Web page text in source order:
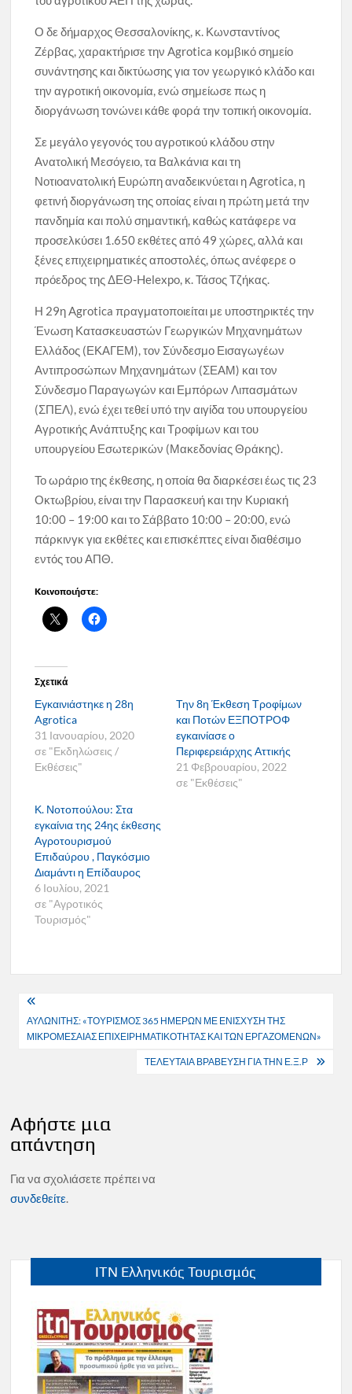
Ο δε δήμαρχος Θεσσαλονίκης, κ. Κωνσταντίνος
Ζέρβας, χαρακτήρισε την Agrotica κομβικό σημείο
συνάντησης και δικτύωσης για τον γεωργικό κλάδο και
την αγροτική οικονομία, ενώ σημείωσε πως η
διοργάνωση τονώνει κάθε φορά την τοπική οικονομία.
Σε μεγάλο γεγονός του αγροτικού κλάδου στην
Ανατολική Μεσόγειο, τα Βαλκάνια και τη
Νοτιοανατολική Ευρώπη αναδεικνύεται η Agrotica, η
φετινή διοργάνωση της οποίας είναι η πρώτη μετά την
πανδημία και πολύ σημαντική, καθώς κατάφερε να
προσελκύσει 1.650 εκθέτες από 49 χώρες, αλλά και
ξένες επιχειρηματικές αποστολές, όπως ανέφερε ο
πρόεδρος της ΔΕΘ-Helexpo, κ. Τάσος Τζήκας.
Η 29η Agrotica πραγματοποιείται με υποστηρικτές την
Ένωση Κατασκευαστών Γεωργικών Μηχανημάτων
Ελλάδος (ΕΚΑΓΕΜ), τον Σύνδεσμο Εισαγωγέων
Αντιπροσώπων Μηχανημάτων (ΣΕΑΜ) και τον
Σύνδεσμο Παραγωγών και Εμπόρων Λιπασμάτων
(ΣΠΕΛ), ενώ έχει τεθεί υπό την αιγίδα του υπουργείου
Αγροτικής Ανάπτυξης και Τροφίμων και του
υπουργείου Εσωτερικών (Μακεδονίας Θράκης).
Το ωράριο της έκθεσης, η οποία θα διαρκέσει έως τις 23
Οκτωβρίου, είναι την Παρασκευή και την Κυριακή
10:00 – 19:00 και το Σάββατο 10:00 – 20:00, ενώ
πάρκινγκ για εκθέτες και επισκέπτες είναι διαθέσιμο
εντός του ΑΠΘ.
Κοινοποιήστε:
Σχετικά
Εγκαινιάστηκε η 28η
Agrotica
31 Ιανουαρίου, 2020
σε "Εκδηλώσεις /
Εκθέσεις"
Την 8η Έκθεση Τροφίμων
και Ποτών ΕΞΠΟΤΡΟΦ
εγκαινίασε ο
Περιφερειάρχης Αττικής
21 Φεβρουαρίου, 2022
σε "Εκθέσεις"
Κ. Νοτοπούλου: Στα
εγκαίνια της 24ης έκθεσης
Αγροτουρισμού
Επιδαύρου , Παγκόσμιο
Διαμάντι η Επίδαυρος
6 Ιουλίου, 2021
σε "Αγροτικός
Τουρισμός"
Πλοήγηση
άρθρων
ΑΥΛΩΝΙΤΗΣ: «ΤΟΥΡΙΣΜΟΣ 365 ΗΜΕΡΩΝ ΜΕ ΕΝΙΣΧΥΣΗ ΤΗΣ
ΜΙΚΡΟΜΕΣΑΙΑΣ ΕΠΙΧΕΙΡΗΜΑΤΙΚΟΤΗΤΑΣ ΚΑΙ ΤΩΝ ΕΡΓΑΖΟΜΕΝΩΝ»
ΤΕΛΕΥΤΑΙΑ ΒΡΑΒΕΥΣΗ ΓΙΑ ΤΗΝ Ε.Ξ.Ρ
Αφήστε μια
απάντηση
Για να σχολιάσετε πρέπει να
συνδεθείτε
ITN Ελληνικός Τουρισμός